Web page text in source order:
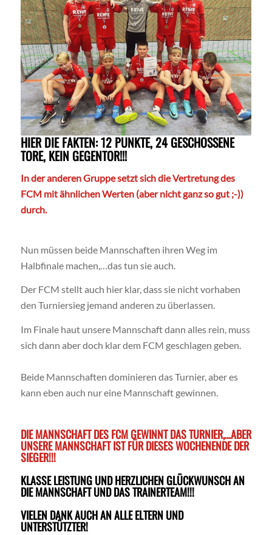
HIER DIE FAKTEN: 12 PUNKTE, 24 GESCHOSSENE
TORE, KEIN GEGENTOR!!!
In der anderen Gruppe setzt sich die Vertretung des
FCM mit ähnlichen Werten (aber nicht ganz so gut ;-))
durch.
Nun müssen beide Mannschaften ihren Weg im
Halbfinale machen,…das tun sie auch.
Der FCM stellt auch hier klar, dass sie nicht vorhaben
den Turniersieg jemand anderen zu überlassen.
Im Finale haut unsere Mannschaft dann alles rein, muss
sich dann aber doch klar dem FCM geschlagen geben.
Beide Mannschaften dominieren das Turnier, aber es
kann eben auch nur eine Mannschaft gewinnen.
DIE MANNSCHAFT DES FCM GEWINNT DAS TURNIER,…ABER
UNSERE MANNSCHAFT IST FÜR DIESES WOCHENENDE DER
SIEGER!!!
KLASSE LEISTUNG UND HERZLICHEN GLÜCKWUNSCH AN
DIE MANNSCHAFT UND DAS TRAINERTEAM!!!
VIELEN DANK AUCH AN ALLE ELTERN UND
UNTERSTÜTZTER!